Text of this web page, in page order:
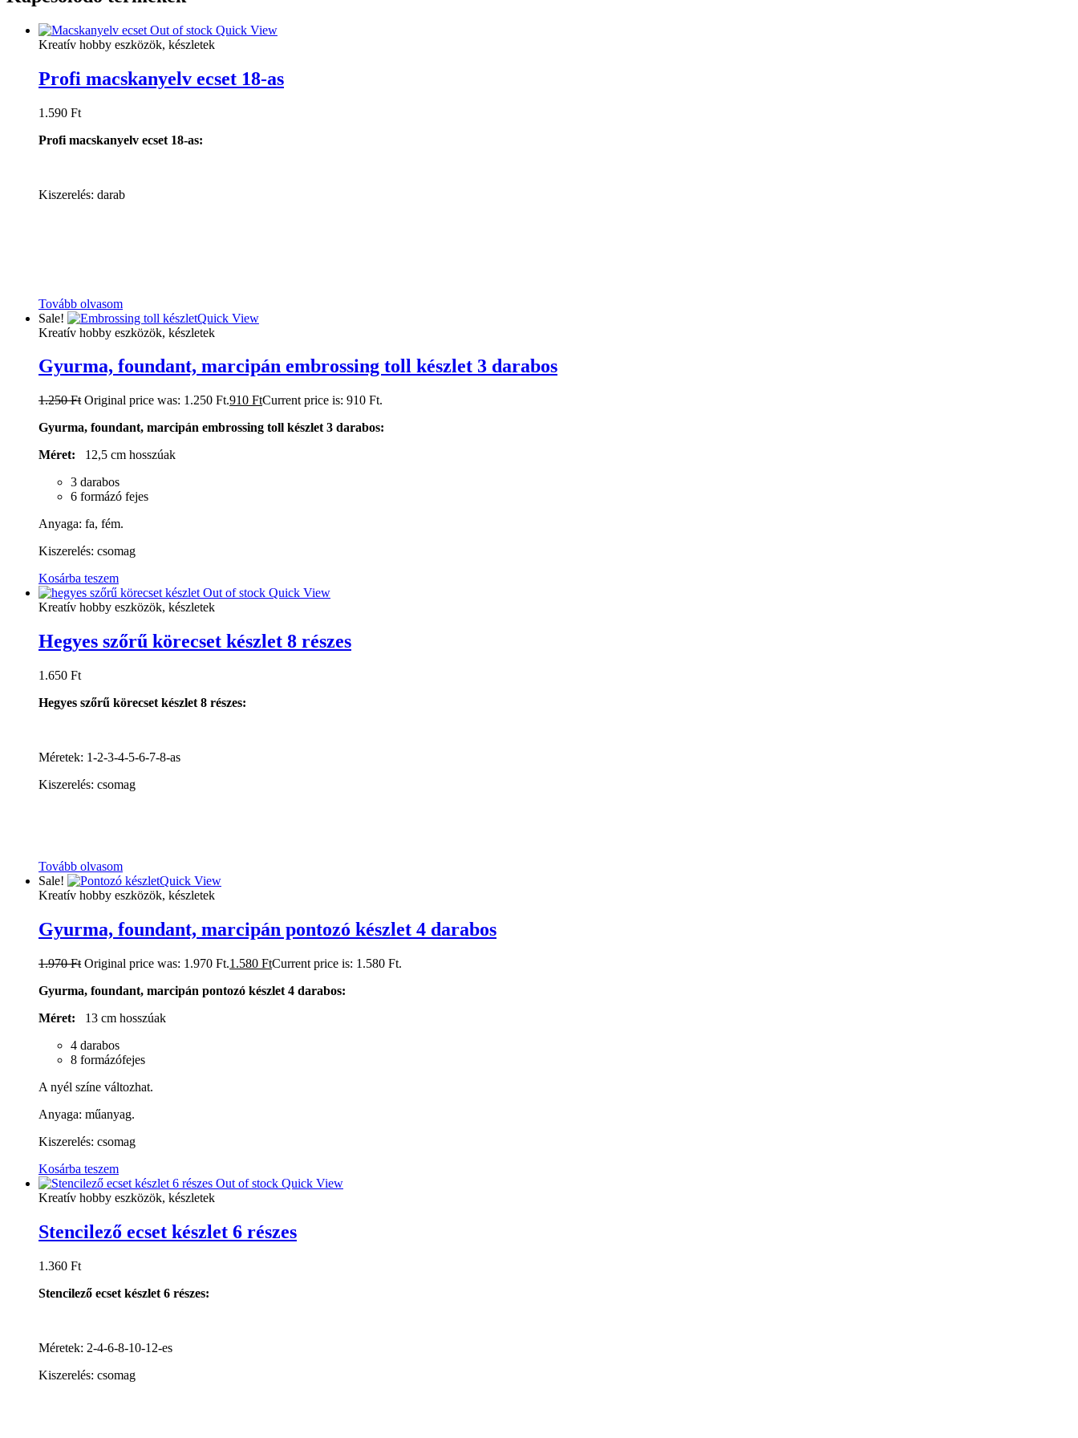
Out of stock Quick View
Kreatív hobby eszközök, készletek
Profi macskanyelv ecset 18-as
1.590 Ft
Profi macskanyelv ecset 18-as:
Kiszerelés: darab
Tovább olvasom
Sale!
Quick View
Kreatív hobby eszközök, készletek
Gyurma, foundant, marcipán embrossing toll készlet 3 darabos
1.250Ft Original price was: 1.250 Ft.910 FtCurrent price is: 910 Ft.
Gyurma, foundant, marcipán embrossing toll készlet 3 darabos:
Méret: 12,5 cm hosszúak
3 darabos
6 formázó fejes
Anyaga: fa, fém.
Kiszerelés: csomag
Kosárba teszem
Out of stock Quick View
Kreatív hobby eszközök, készletek
Hegyes szőrű körecset készlet 8 részes
1.650 Ft
Hegyes szőrű körecset készlet 8 részes:
Méretek: 1-2-3-4-5-6-7-8-as
Kiszerelés: csomag
Tovább olvasom
Sale!
Quick View
Kreatív hobby eszközök, készletek
Gyurma, foundant, marcipán pontozó készlet 4 darabos
1.970Ft Original price was: 1.970 Ft.1.580 FtCurrent price is: 1.580 Ft.
Gyurma, foundant, marcipán pontozó készlet 4 darabos:
Méret: 13 cm hosszúak
4 darabos
8 formázófejes
A nyél színe változhat.
Anyaga: műanyag.
Kiszerelés: csomag
Kosárba teszem
Out of stock Quick View
Kreatív hobby eszközök, készletek
Stencilező ecset készlet 6 részes
1.360 Ft
Stencilező ecset készlet 6 részes:
Méretek: 2-4-6-8-10-12-es
Kiszerelés: csomag